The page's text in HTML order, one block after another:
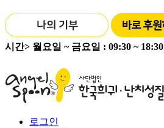
시간> 월요일 ~ 금요일 : 09:30 ~ 18:30
로그인